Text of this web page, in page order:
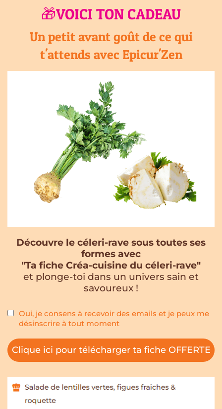
🎁VOICI TON CADEAU
Un petit avant goût de ce qui
t'attends avec Epicur'Zen
Découvre le céleri-rave sous toutes ses
formes avec
"Ta fiche Créa-cuisine du céleri-rave"
et plonge-toi dans un univers sain et
savoureux !
Oui, je consens à recevoir des emails et je peux me
désinscrire à tout moment
Clique ici pour télécharger ta fiche OFFERTE